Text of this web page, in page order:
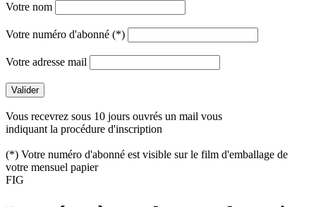
Votre nom
Votre numéro d'abonné (*)
Votre adresse mail
Vous recevrez sous 10 jours ouvrés un mail vous
indiquant la procédure d'inscription
(*) Votre numéro d'abonné est visible sur le film d'emballage de
votre mensuel papier
FIG